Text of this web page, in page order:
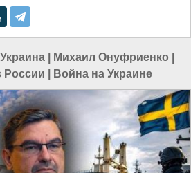
Украина Михаил Онуфриенко
России
Война на Украине